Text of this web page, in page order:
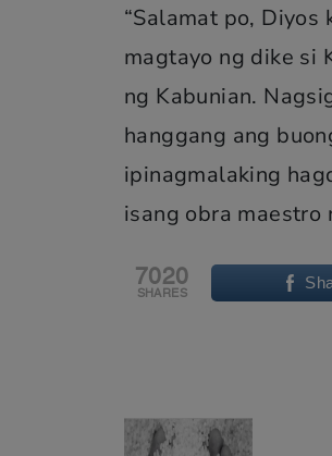
“Salamat po, Diyos
magtayo ng dike si
ng Kabunian.
hanggang ang
ipinagmalaking
isang obra maestro
7020
SHARES